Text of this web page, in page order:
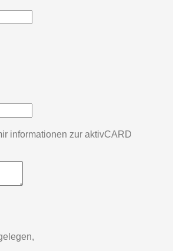
informationen zur aktivCARD